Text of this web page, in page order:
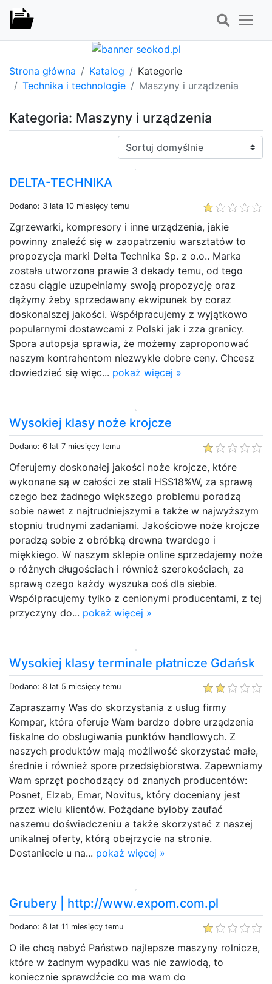
Strona główna Katalog
Kategorie
Technika i technologie
Maszyny i urządzenia
Kategoria: Maszyny i urządzenia
Sortuj:
DELTA-TECHNIKA
Dodano: 3 lata 10 miesięcy temu
Zgrzewarki, kompresory i inne urządzenia, jakie
powinny znaleźć się w zaopatrzeniu warsztatów to
propozycja marki Delta Technika Sp. z o.o.. Marka
została utworzona prawie 3 dekady temu, od tego
czasu ciągle uzupełniamy swoją propozycję oraz
dążymy żeby sprzedawany ekwipunek by coraz
doskonalszej jakości. Współpracujemy z wyjątkowo
popularnymi dostawcami z Polski jak i zza granicy.
Spora autopsja sprawia, że możemy zaproponować
naszym kontrahentom niezwykle dobre ceny. Chcesz
dowiedzieć się więc... pokaż więcej »
Wysokiej klasy noże krojcze
Dodano: 6 lat 7 miesięcy temu
Oferujemy doskonałej jakości noże krojcze, które
wykonane są w całości ze stali HSS18%W, za sprawą
czego bez żadnego większego problemu poradzą
sobie nawet z najtrudniejszymi a także w najwyższym
stopniu trudnymi zadaniami. Jakościowe noże krojcze
poradzą sobie z obróbką drewna twardego i
miękkiego. W naszym sklepie online sprzedajemy noże
o różnych długościach i również szerokościach, za
sprawą czego każdy wyszuka coś dla siebie.
Współpracujemy tylko z cenionymi producentami, z tej
przyczyny do... pokaż więcej »
Wysokiej klasy terminale płatnicze Gdańsk
Dodano: 8 lat 5 miesięcy temu
Zapraszamy Was do skorzystania z usług firmy
Kompar, która oferuje Wam bardzo dobre urządzenia
fiskalne do obsługiwania punktów handlowych. Z
naszych produktów mają możliwość skorzystać małe,
średnie i również spore przedsiębiorstwa. Zapewniamy
Wam sprzęt pochodzący od znanych producentów:
Posnet, Elzab, Emar, Novitus, który doceniany jest
przez wielu klientów. Pożądane byłoby zaufać
naszemu doświadczeniu a także skorzystać z naszej
unikalnej oferty, którą obejrzycie na stronie.
Dostaniecie u na... pokaż więcej »
Grubery | http://www.expom.com.pl
Dodano: 8 lat 11 miesięcy temu
O ile chcą nabyć Państwo najlepsze maszyny rolnicze,
które w żadnym wypadku was nie zawiodą, to
koniecznie sprawdźcie co ma wam do